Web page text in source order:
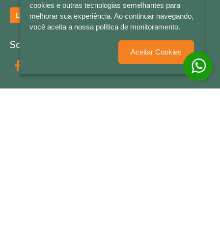
Enviar
Socialize conosco
cookies e outras tecnologias semelhantes para
melhorar sua experiência. Ao continuar navegando,
você aceita a nossa política de monitoramento.
Aceitar Cookies